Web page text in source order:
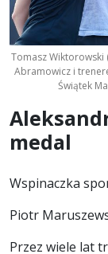
Tomasz
Abramowicz i
Świątek
medal
Wspinaczka
Piotr
Przez wiele lat